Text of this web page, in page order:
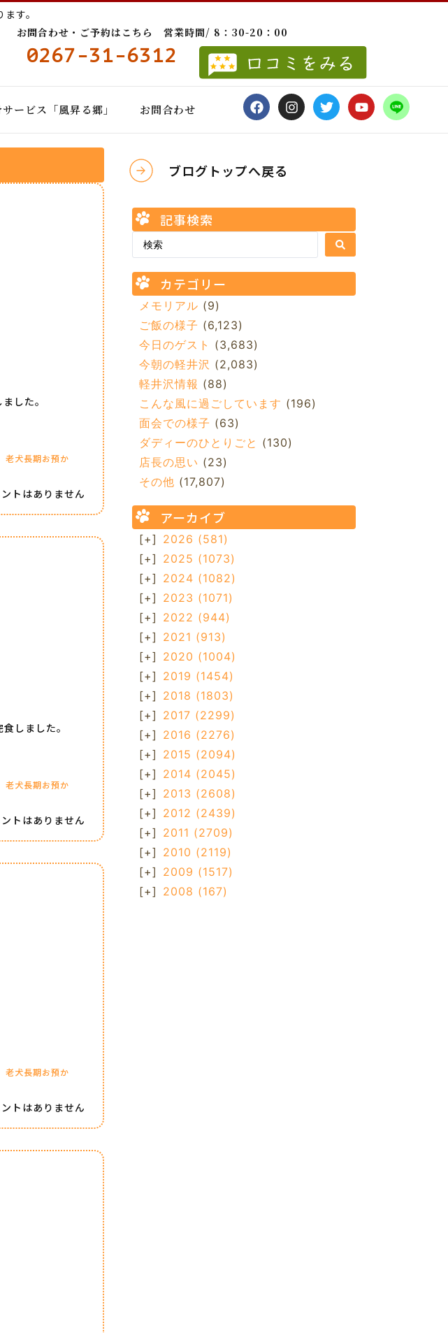
す。
お問合わせ・ご予約はこちら 営業時間/ 8：30-20：00
0267-31-6312
ービス「風昇る郷」 お問合わせ
した。
老犬長期お預か
トはありません
しました。
老犬長期お預か
トはありません
老犬長期お預か
トはありません
ブログトップへ戻る
記事検索
カテゴリー
メモリアル (9)
ご飯の様子 (6,123)
今日のゲスト (3,683)
今朝の軽井沢 (2,083)
軽井沢情報 (88)
こんな風に過ごしています (196)
面会での様子 (63)
ダディーのひとりごと (130)
店長の思い (23)
その他 (17,807)
アーカイブ
[+] 2026 (581)
[+] 2025 (1073)
[+] 2024 (1082)
[+] 2023 (1071)
[+] 2022 (944)
[+] 2021 (913)
[+] 2020 (1004)
[+] 2019 (1454)
[+] 2018 (1803)
[+] 2017 (2299)
[+] 2016 (2276)
[+] 2015 (2094)
[+] 2014 (2045)
[+] 2013 (2608)
[+] 2012 (2439)
[+] 2011 (2709)
[+] 2010 (2119)
[+] 2009 (1517)
[+] 2008 (167)